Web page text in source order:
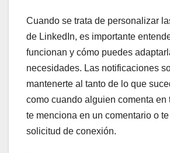
Cuando se trata de personalizar
de LinkedIn, es importante
funcionan y cómo puedes
necesidades. Las notificaciones
mantenerte al tanto de lo que
como cuando alguien comenta en
te menciona en un comentario o
solicitud de conexión.